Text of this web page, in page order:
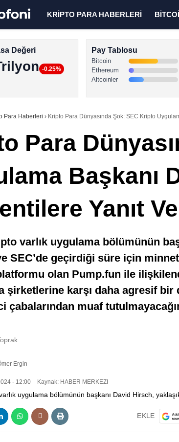
KRİPTO PARA HABERLERİ
Değeri
-0.25%
Pay Tablosu
Bitcoin
Ethereum
Altcoinler
Para Haberleri › Kripto Para Dünyasında Şok: SEC Kripto
Para
Başkanı
Yanıt
varlık uygulama bölümünün
SEC’de geçirdiği süre için
olan Pump.fun ile
şirketlerine karşı daha agresif
çabalarından muaf
Ergin
- 12:00 Kaynak: HABER MERKEZI
EKLE